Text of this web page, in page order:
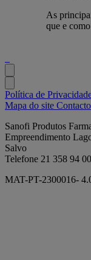
As
que e
Política de
Mapa do site
Sanofi Produtos
Empreendimento
Salvo
Telefone 21 358 94
MAT-PT-2300016-